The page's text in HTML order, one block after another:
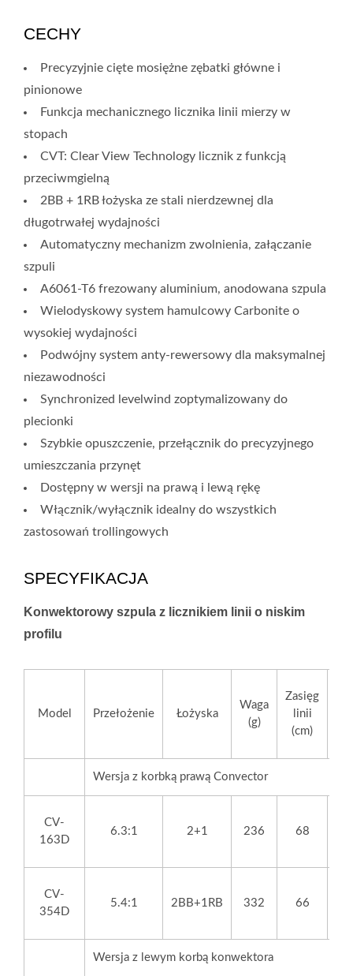
CECHY
Precyzyjnie cięte mosiężne zębatki główne i
pinionowe
Funkcja mechanicznego licznika linii mierzy w
stopach
CVT: Clear View Technology licznik z funkcją
przeciwmgielną
2BB + 1RB łożyska ze stali nierdzewnej dla
długotrwałej wydajności
Automatyczny mechanizm zwolnienia, załączanie
szpuli
A6061-T6 frezowany aluminium, anodowana szpula
Wielodyskowy system hamulcowy Carbonite o
wysokiej wydajności
Podwójny system anty-rewersowy dla maksymalnej
niezawodności
Synchronized levelwind zoptymalizowany do
plecionki
Szybkie opuszczenie, przełącznik do precyzyjnego
umieszczania przynęt
Dostępny w wersji na prawą i lewą rękę
Włącznik/wyłącznik idealny do wszystkich
zastosowań trollingowych
SPECYFIKACJA
Konwektorowy szpula z licznikiem linii o niskim
profilu
Model Przełożenie Łożyska
Waga
(g)
Zasięg
linii
(cm)
Wersja z korbką prawą Convector
CV-
163D
6.3:1 2+1 236 68
CV-
354D
5.4:1 2BB+1RB 332 66
Wersja z lewym korbą konwektora